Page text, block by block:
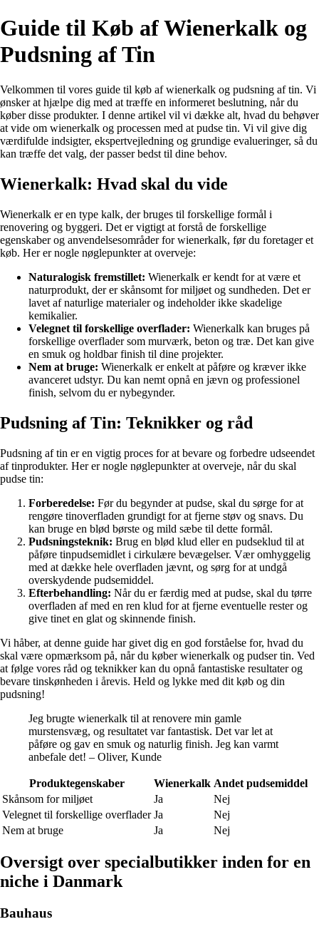
Guide til Køb af Wienerkalk og
Pudsning af Tin
Velkommen til vores guide til køb af wienerkalk og pudsning af tin. Vi
ønsker at hjælpe dig med at træffe en informeret beslutning, når du
køber disse produkter. I denne artikel vil vi dække alt, hvad du behøver
at vide om wienerkalk og processen med at pudse tin. Vi vil give dig
værdifulde indsigter, ekspertvejledning og grundige evalueringer, så du
kan træffe det valg, der passer bedst til dine behov.
Wienerkalk: Hvad skal du vide
Wienerkalk er en type kalk, der bruges til forskellige formål i
renovering og byggeri. Det er vigtigt at forstå de forskellige
egenskaber og anvendelsesområder for wienerkalk, før du foretager et
køb. Her er nogle nøglepunkter at overveje:
Naturalogisk fremstillet: Wienerkalk er kendt for at være et
naturprodukt, der er skånsomt for miljøet og sundheden. Det er
lavet af naturlige materialer og indeholder ikke skadelige
kemikalier.
Velegnet til forskellige overflader: Wienerkalk kan bruges på
forskellige overflader som murværk, beton og træ. Det kan give
en smuk og holdbar finish til dine projekter.
Nem at bruge: Wienerkalk er enkelt at påføre og kræver ikke
avanceret udstyr. Du kan nemt opnå en jævn og professionel
finish, selvom du er nybegynder.
Pudsning af Tin: Teknikker og råd
Pudsning af tin er en vigtig proces for at bevare og forbedre udseendet
af tinprodukter. Her er nogle nøglepunkter at overveje, når du skal
pudse tin:
Forberedelse: Før du begynder at pudse, skal du sørge for at
rengøre tinoverfladen grundigt for at fjerne støv og snavs. Du
kan bruge en blød børste og mild sæbe til dette formål.
Pudsningsteknik: Brug en blød klud eller en pudseklud til at
påføre tinpudsemidlet i cirkulære bevægelser. Vær omhyggelig
med at dække hele overfladen jævnt, og sørg for at undgå
overskydende pudsemiddel.
Efterbehandling: Når du er færdig med at pudse, skal du tørre
overfladen af med en ren klud for at fjerne eventuelle rester og
give tinet en glat og skinnende finish.
Vi håber, at denne guide har givet dig en god forståelse for, hvad du
skal være opmærksom på, når du køber wienerkalk og pudser tin. Ved
at følge vores råd og teknikker kan du opnå fantastiske resultater og
bevare tinskønheden i årevis. Held og lykke med dit køb og din
pudsning!
Jeg brugte wienerkalk til at renovere min gamle
murstensvæg, og resultatet var fantastisk. Det var let at
påføre og gav en smuk og naturlig finish. Jeg kan varmt
anbefale det! – Oliver, Kunde
Produktegenskaber Wienerkalk Andet pudsemiddel
Skånsom for miljøet
Ja
Nej
Velegnet til forskellige overflader Ja
Nej
Nem at bruge
Ja Nej
Oversigt over specialbutikker inden for en
niche i Danmark
Bauhaus